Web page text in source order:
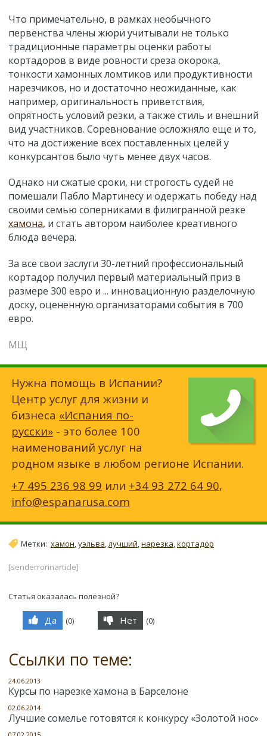
Что примечательно, в рамках необычного
первенства члены жюри учитывали не только
традиционные параметры оценки работы
кортадоров в виде ровности среза окорока,
тонкости хамонных ломтиков или продуктивности
нарезчиков, но и достаточно неожиданные, как
например, оригинальность приветствия,
опрятность условий резки, а также стиль и внешний
вид участников. Соревнование осложняло еще и то,
что на достижение всех поставленных целей у
конкурсантов было чуть менее двух часов.
Однако ни сжатые сроки, ни строгость судей не
помешали Пабло Мартинесу и одержать победу над
своими семью соперниками в филигранной резке
хамона, и стать автором наиболее креативного
блюда вечера.
За все свои заслуги 30-летний профессиональный
кортадор получил первый материальный приз в
размере 300 евро и ... инновационную разделочную
доску, оцененную организаторами события в 700
евро.
МЩ
Нужна помощь в Испании?
Центр услуг для жизни и
бизнеса «Испания по-
русски» - это более 100
наименований услуг на
родном языке в любом регионе Испании.
+7 495 236 98 99 или +34 93 272 64 90,
info@espanarusa.com
Метки: хамон,уэльва,лучший,нарезка,кортадор
[senderrorinarticle]
Статья оказалась полезной?
Да (0) Нет (0)
Ссылки по теме:
24.06.2013
Курсы по нарезке хамона в Барселоне
02.06.2014
Лучшие сомелье готовятся к конкурсу «Золотой нос»